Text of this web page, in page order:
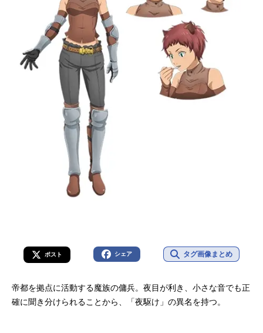
ポスト シェア タグ画像まとめ
帝都を拠点に活動する魔族の傭兵。夜目が利き、小さな音でも正
確に聞き分けられることから、「夜駆け」の異名を持つ。